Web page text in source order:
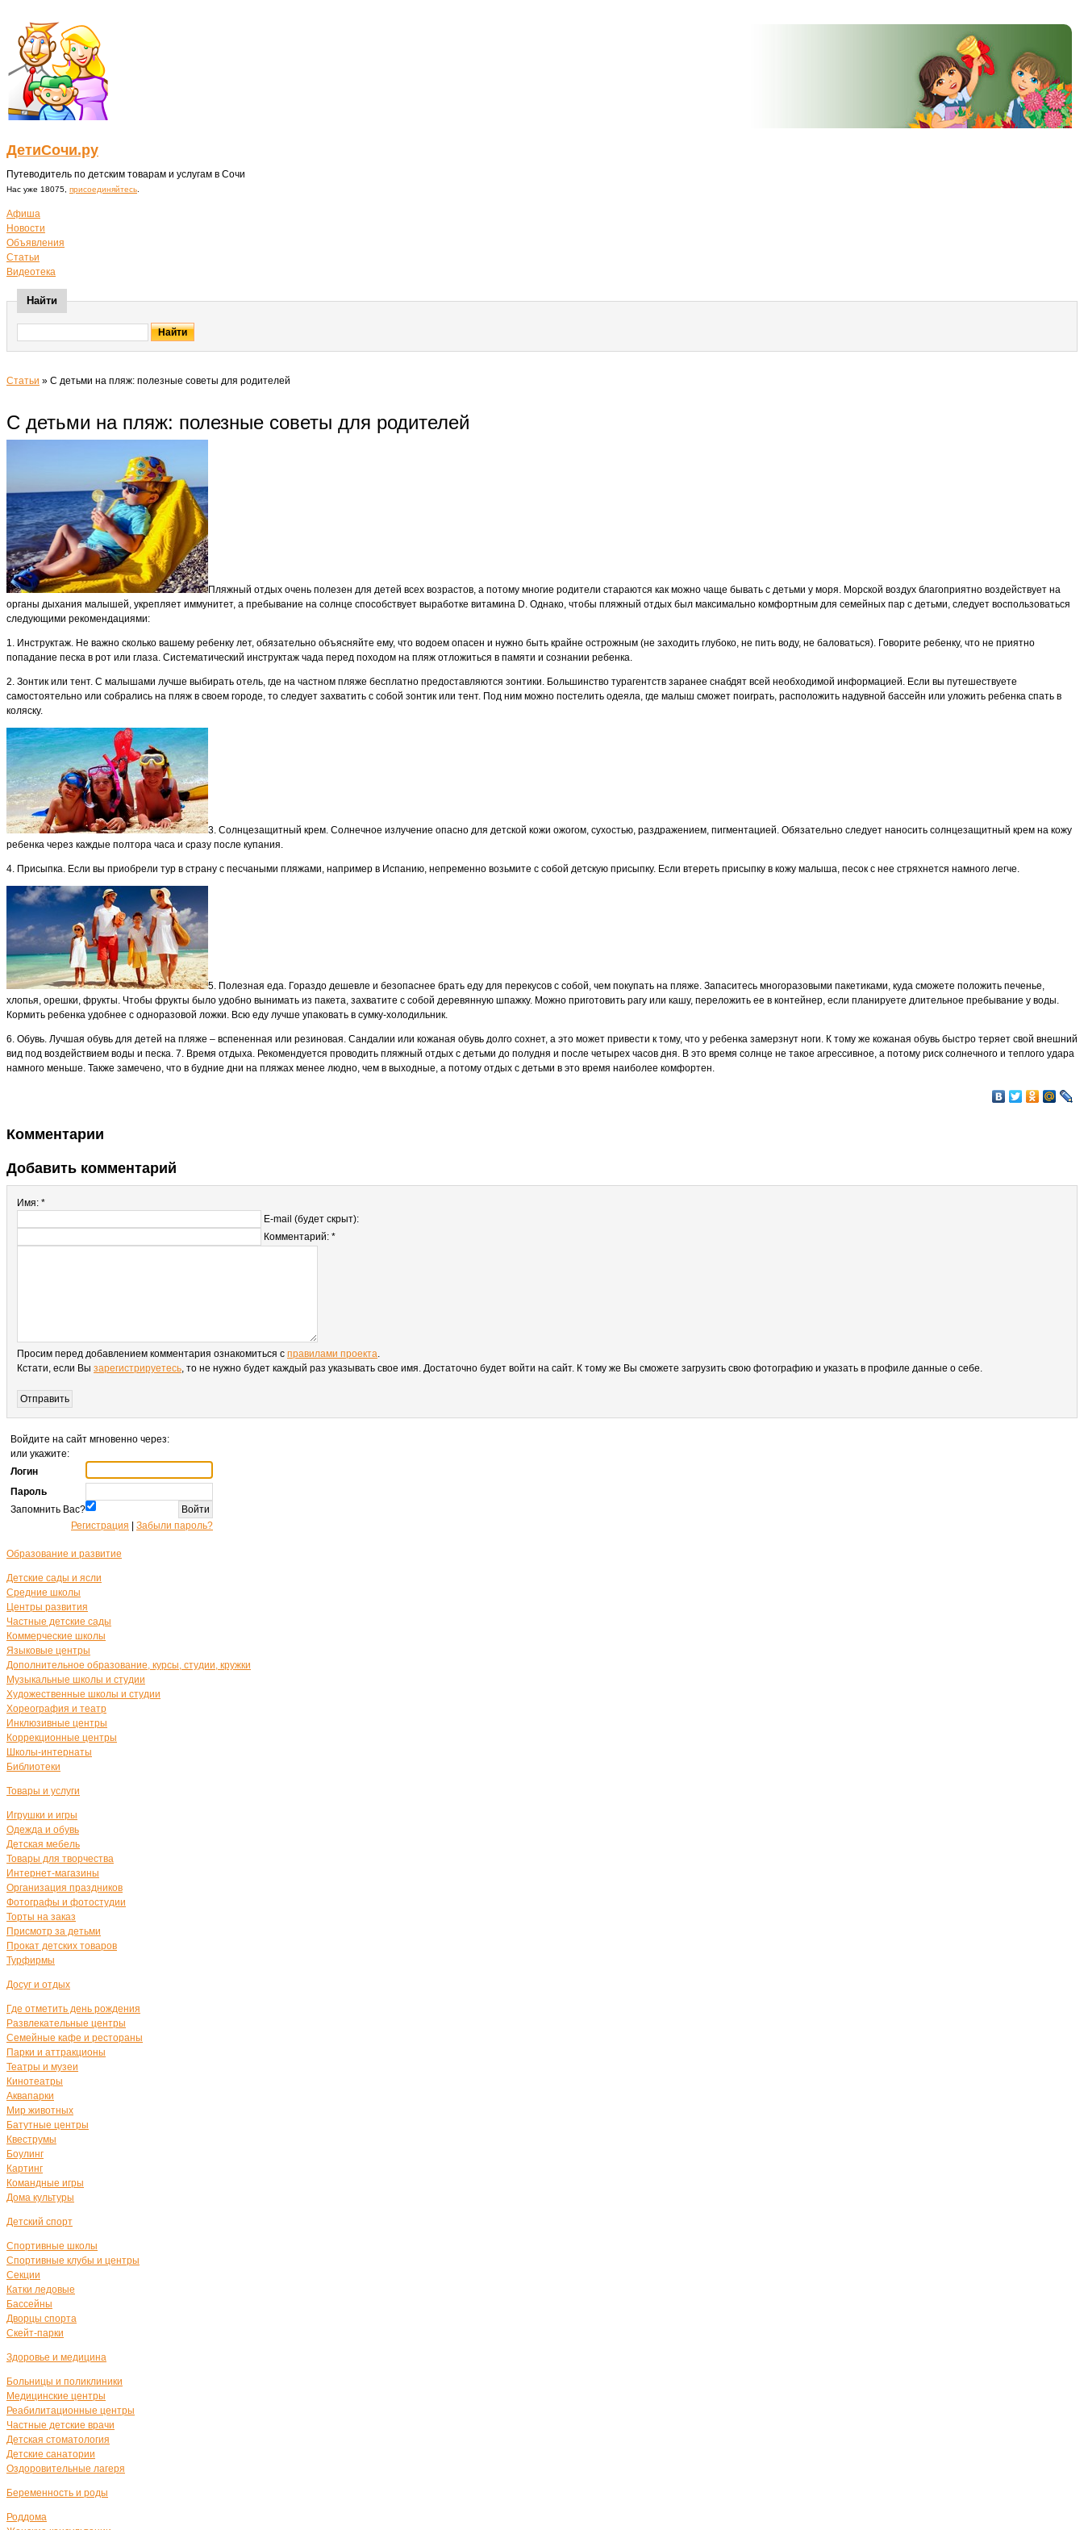
ДетиСочи.ру
Путеводитель по детским товарам и услугам в Сочи
Нас уже 18075, присоединяйтесь
Афиша
Новости
Объявления
Статьи
Видеотека
Найти
Статьи » С детьми на пляж: полезные советы для родителей
С детьми на пляж: полезные советы для родителей
Пляжный отдых очень полезен для детей всех возрастов, а потому многие родители стараются как можно чаще бывать с детьми у моря. Морской воздух благоприятно воздействует на
органы дыхания малышей, укрепляет иммунитет, а пребывание на солнце способствует выработке витамина D. Однако, чтобы пляжный отдых был максимально комфортным для семейных пар с детьми, следует воспользоваться
следующими рекомендациями:
1. Инструктаж. Не важно сколько вашему ребенку лет, обязательно объясняйте ему, что водоем опасен и нужно быть крайне острожным (не заходить глубоко, не пить воду, не баловаться). Говорите ребенку, что не приятно
попадание песка в рот или глаза. Систематический инструктаж чада перед походом на пляж отложиться в памяти и сознании ребенка.
2. Зонтик или тент. С малышами лучше выбирать отель, где на частном пляже бесплатно предоставляются зонтики. Большинство турагентств заранее снабдят всей необходимой информацией. Если вы путешествуете
самостоятельно или собрались на пляж в своем городе, то следует захватить с собой зонтик или тент. Под ним можно постелить одеяла, где малыш сможет поиграть, расположить надувной бассейн или уложить ребенка спать в
коляску.
3. Солнцезащитный крем. Солнечное излучение опасно для детской кожи ожогом, сухостью, раздражением, пигментацией. Обязательно следует наносить солнцезащитный крем на кожу
ребенка через каждые полтора часа и сразу после купания.
4. Присыпка. Если вы приобрели тур в страну с песчаными пляжами, например в Испанию, непременно возьмите с собой детскую присыпку. Если втереть присыпку в кожу малыша, песок с нее стряхнется намного легче.
5. Полезная еда. Гораздо дешевле и безопаснее брать еду для перекусов с собой, чем покупать на пляже. Запаситесь многоразовыми пакетиками, куда сможете положить печенье,
хлопья, орешки, фрукты. Чтобы фрукты было удобно вынимать из пакета, захватите с собой деревянную шпажку. Можно приготовить рагу или кашу, переложить ее в контейнер, если планируете длительное пребывание у воды.
Кормить ребенка удобнее с одноразовой ложки. Всю еду лучше упаковать в сумку-холодильник.
6. Обувь. Лучшая обувь для детей на пляже – вспененная или резиновая. Сандалии или кожаная обувь долго сохнет, а это может привести к тому, что у ребенка замерзнут ноги. К тому же кожаная обувь быстро теряет свой внешний
вид под воздействием воды и песка. 7. Время отдыха. Рекомендуется проводить пляжный отдых с детьми до полудня и после четырех часов дня. В это время солнце не такое агрессивное, а потому риск солнечного и теплого удара
намного меньше. Также замечено, что в будние дни на пляжах менее людно, чем в выходные, а потому отдых с детьми в это время наиболее комфортен.
Комментарии
Добавить комментарий
Имя: *
E-mail (будет скрыт):
Комментарий: *
Просим перед добавлением комментария ознакомиться с правилами проекта.
Кстати, если Вы зарегистрируетесь, то не нужно будет каждый раз указывать свое имя. Достаточно будет войти на сайт. К тому же Вы сможете загрузить свою фотографию и указать в профиле данные о себе.
Войдите на сайт мгновенно через:
или укажите:
Логин
Пароль
Запомнить Вас?
Регистрация
Забыли пароль?
Образование и развитие
Детские сады и ясли
Средние школы
Центры развития
Частные детские сады
Коммерческие школы
Языковые центры
Дополнительное образование, курсы, студии, кружки
Музыкальные школы и студии
Художественные школы и студии
Хореография и театр
Инклюзивные центры
Коррекционные центры
Школы-интернаты
Библиотеки
Товары и услуги
Игрушки и игры
Одежда и обувь
Детская мебель
Товары для творчества
Интернет-магазины
Организация праздников
Фотографы и фотостудии
Торты на заказ
Присмотр за детьми
Прокат детских товаров
Турфирмы
Досуг и отдых
Где отметить день рождения
Развлекательные центры
Семейные кафе и рестораны
Парки и аттракционы
Театры и музеи
Кинотеатры
Аквапарки
Мир животных
Батутные центры
Квеструмы
Боулинг
Картинг
Командные игры
Дома культуры
Детский спорт
Спортивные школы
Спортивные клубы и центры
Секции
Катки ледовые
Бассейны
Дворцы спорта
Скейт-парки
Здоровье и медицина
Больницы и поликлиники
Медицинские центры
Реабилитационные центры
Частные детские врачи
Детская стоматология
Детские санатории
Оздоровительные лагеря
Беременность и роды
Роддома